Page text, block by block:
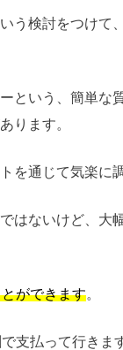
う検討をつけて
という、簡単な
ります。
を通じて気楽に
はないけど、大
ができます。
支払って行きま